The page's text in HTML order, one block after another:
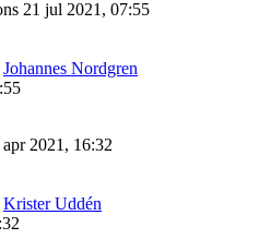
21 jul 2021, 07:55
Johannes Nordgren
2021, 16:32
Krister Uddén